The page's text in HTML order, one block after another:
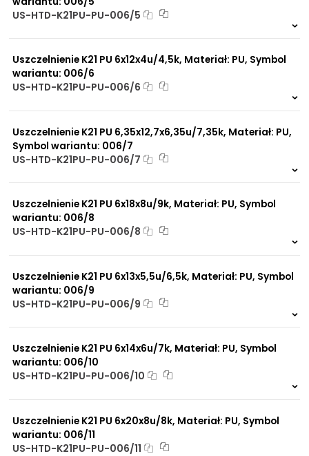
US-HTD-K21PU-PU-006/5
Uszczelnienie K21 PU 6x12x4u/4,5k, Materiał: PU, Symbol
wariantu: 006/6
US-HTD-K21PU-PU-006/6
Uszczelnienie K21 PU 6,35x12,7x6,35u/7,35k, Materiał: PU,
Symbol wariantu: 006/7
US-HTD-K21PU-PU-006/7
Uszczelnienie K21 PU 6x18x8u/9k, Materiał: PU, Symbol
wariantu: 006/8
US-HTD-K21PU-PU-006/8
Uszczelnienie K21 PU 6x13x5,5u/6,5k, Materiał: PU, Symbol
wariantu: 006/9
US-HTD-K21PU-PU-006/9
Uszczelnienie K21 PU 6x14x6u/7k, Materiał: PU, Symbol
wariantu: 006/10
US-HTD-K21PU-PU-006/10
Uszczelnienie K21 PU 6x20x8u/8k, Materiał: PU, Symbol
wariantu: 006/11
US-HTD-K21PU-PU-006/11